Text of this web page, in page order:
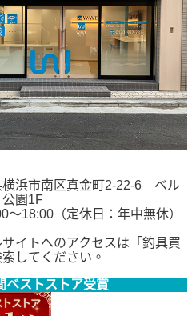
横浜市南区真金町2-22-6 ベル
園1F
～18:00（定休日：年中無休）
イトへのアクセスは「釣具買
してください。
ベストストア受賞